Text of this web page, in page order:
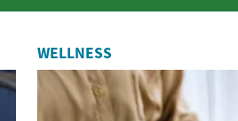
WELLNESS